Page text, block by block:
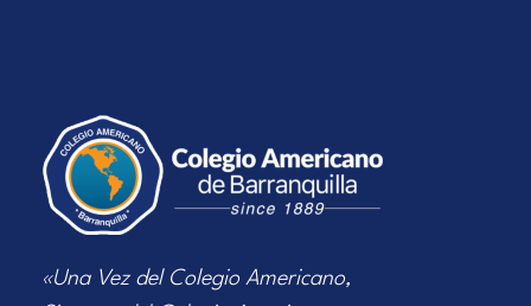
«Una Vez del Colegio Americano,